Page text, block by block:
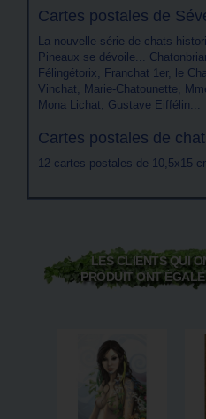
Cartes postales de
La nouvelle série de chats
Pineaux se dévoile...
Félingétorix, Franchat 1er, le
Vinchat, Marie-Chatounette,
Mona Lichat, Gustave Eiffélin...
Cartes postales de
12 cartes postales de 10,5x15
LES CLIENTS QUI
PRODUIT ONT